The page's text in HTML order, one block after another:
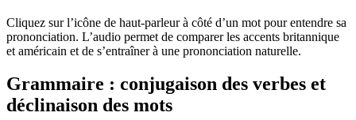
Cliquez sur l’icône de haut-parleur à côté d’un mot pour entendre sa
prononciation. L’audio permet de comparer les accents britannique
et américain et de s’entraîner à une prononciation naturelle.
Grammaire : conjugaison des verbes et
déclinaison des mots